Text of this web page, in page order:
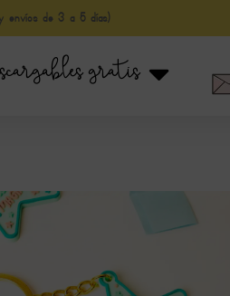
envíos de 3 a 5 días)
gratis